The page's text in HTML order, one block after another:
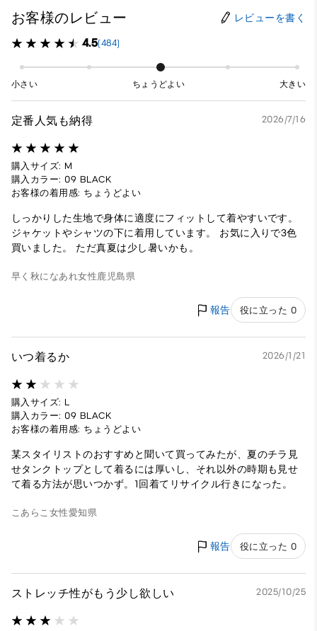
お客様のレビュー レビューを書く
4.5(484)
小さい ちょうどよい 大きい
定番人気も納得 2026/7/16
購入サイズ: M
購入カラー: 09 BLACK
お客様の着用感: ちょうどよい
しっかりした生地で身体に適度にフィットして着やすいです。
ジャケットやシャツの下に着用しています。 お気に入りで3色
買いました。 ただ真夏は少し暑いかも。
早く秋になあれ女性鹿児島県
報告 役に立った 0
いつ着るか 2026/1/21
購入サイズ: L
購入カラー: 09 BLACK
お客様の着用感: ちょうどよい
某スタイリストのおすすめと聞いて買ってみたが、夏のチラ見
せタンクトップとして着るには厚いし、それ以外の時期も見せ
て着る方法が思いつかず。1回着てリサイクル行きになった。
こあらこ 女性愛知県
報告 役に立った 0
ストレッチ性がもう少し欲しい 2025/10/25